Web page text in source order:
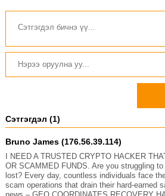
Сэтгэгдэл (1)
Bruno James (176.56.39.114)
I NEED A TRUSTED CRYPTO HACKER
OR SCAMMED FUNDS. Are you struggling
lost? Every day, countless individuals face
scam operations that drain their hard-earned